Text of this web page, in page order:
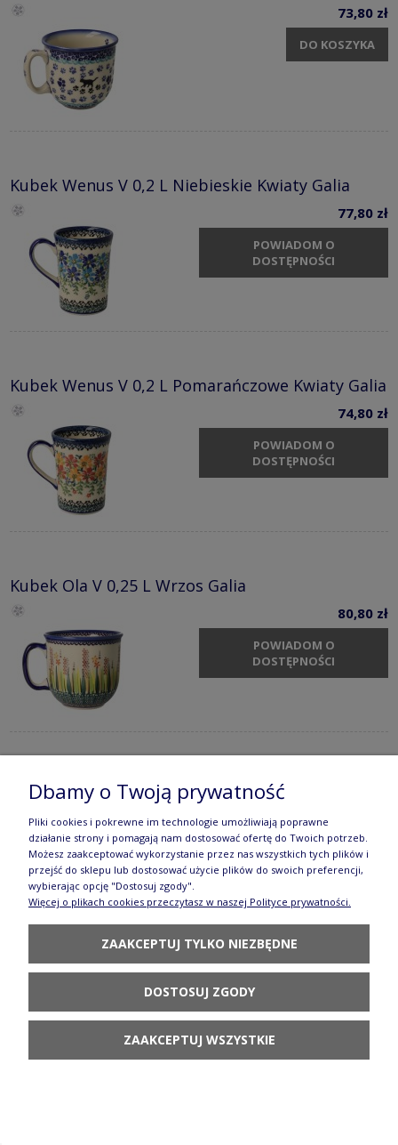
73,80 zł
DO KOSZYKA
Kubek Wenus V 0,2 L Niebieskie Kwiaty Galia
77,80 zł
POWIADOM O
DOSTĘPNOŚCI
Kubek Wenus V 0,2 L Pomarańczowe Kwiaty Galia
74,80 zł
POWIADOM O
DOSTĘPNOŚCI
Kubek Ola V 0,25 L Wrzos Galia
80,80 zł
POWIADOM O
DOSTĘPNOŚCI
Kubek beczka V 0,5 L Nasturcja Galia
POWIADOM O
DOSTĘPNOŚCI
Maselnica 19,5 cm Łąka Galia
181,80 zł
POWIADOM O
DOSTĘPNOŚCI
Dbamy o Twoją prywatność
Pliki cookies i pokrewne im technologie umożliwiają poprawne
działanie strony i pomagają nam dostosować ofertę do Twoich potrzeb.
Możesz zaakceptować wykorzystanie przez nas wszystkich tych plików i
przejść do sklepu lub dostosować użycie plików do swoich preferencji,
wybierając opcję "Dostosuj zgody".
Więcej o plikach cookies przeczytasz w naszej Polityce prywatności.
ZAAKCEPTUJ TYLKO NIEZBĘDNE
DOSTOSUJ ZGODY
ZAAKCEPTUJ WSZYSTKIE